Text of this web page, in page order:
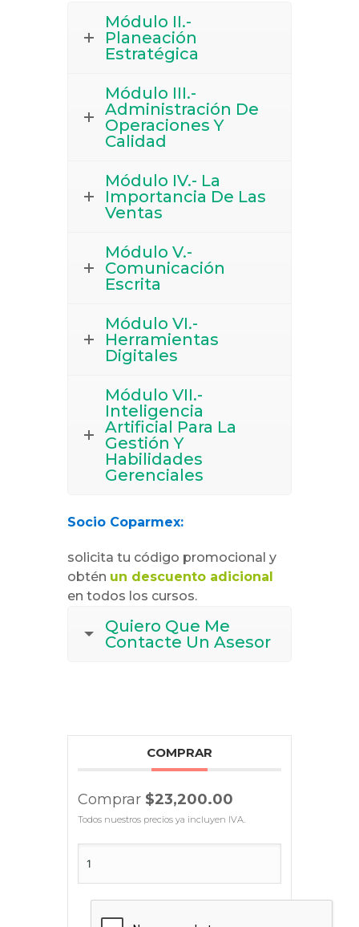
Módulo II.-
Planeación
Estratégica
Módulo III.-
Administración De
Operaciones Y
Calidad
Módulo IV.- La
Importancia De Las
Ventas
Módulo V.-
Comunicación
Escrita
Módulo VI.-
Herramientas
Digitales
Módulo VII.-
Inteligencia
Artificial Para La
Gestión Y
Habilidades
Gerenciales
Socio Coparmex:
solicita tu código promocional y
obtén un descuento adicional
en todos los cursos.
Quiero Que Me
Contacte Un Asesor
COMPRAR
Comprar $23,200.00
Todos nuestros precios ya incluyen IVA.